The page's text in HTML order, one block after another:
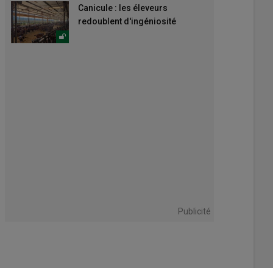
Canicule : les éleveurs
redoublent d'ingéniosité
Publicité